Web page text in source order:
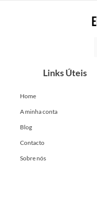
Links Úteis
Home
A minha conta
Blog
Contacto
Sobre nós